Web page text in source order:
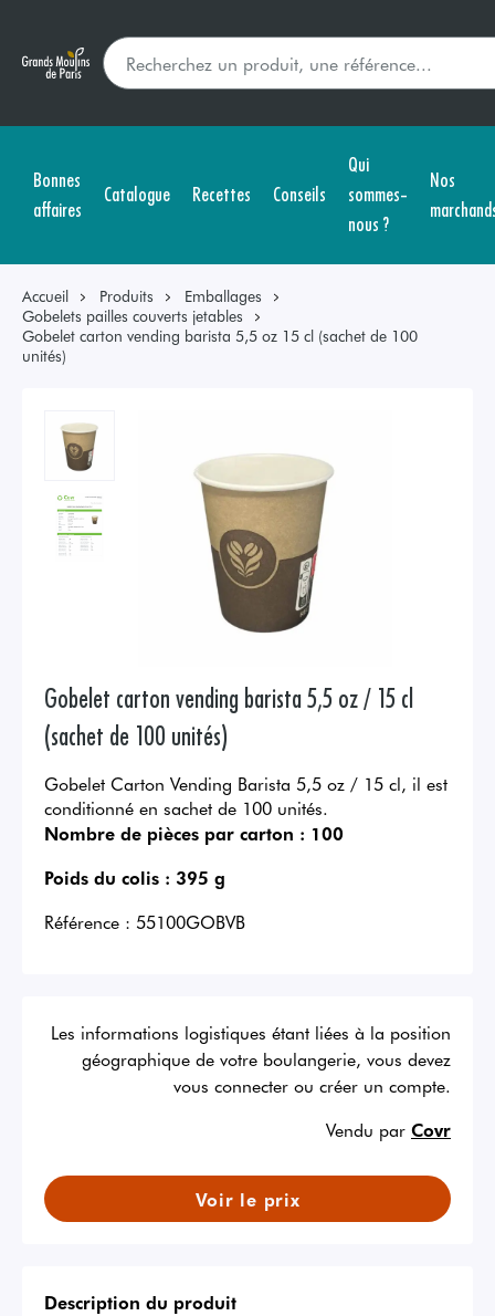
Bonnes
affaires
Catalogue Recettes Conseils
Qui
sommes-
nous ?
Nos
Accueil Produits
Emballages
Gobelets pailles couverts jetables
Gobelet carton vending barista 5,5 oz 15 cl (sachet de 100
unités)
Gobelet carton vending barista 5,5 oz / 15 cl
(sachet de 100 unités)
Gobelet Carton Vending Barista 5,5 oz / 15 cl, il est
conditionné en sachet de 100 unités.
Nombre de pièces par carton : 100
Poids du colis : 395 g
Référence : 55100GOBVB
Les informations logistiques étant liées à la position
géographique de votre boulangerie, vous devez
vous connecter ou créer un compte.
Vendu par Covr
Voir le prix
Description du produit